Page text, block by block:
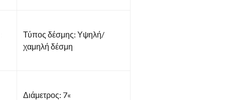
Τύπος δέσμης: Υψηλή/
χαμηλή δέσμη
Διάμετρος: 7«